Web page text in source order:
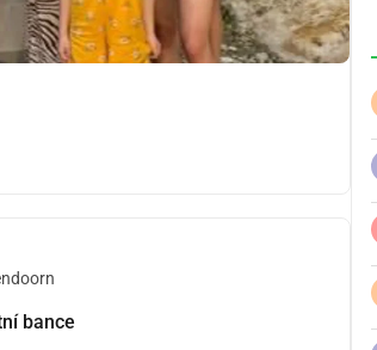
bance